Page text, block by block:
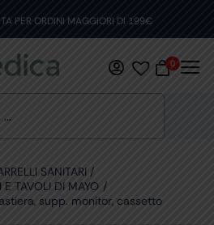
PER ORDINI MAGGIORI DI 199€
0
SANITARI
E TAVOLI DI MAYO
supp. monitor, cassetto